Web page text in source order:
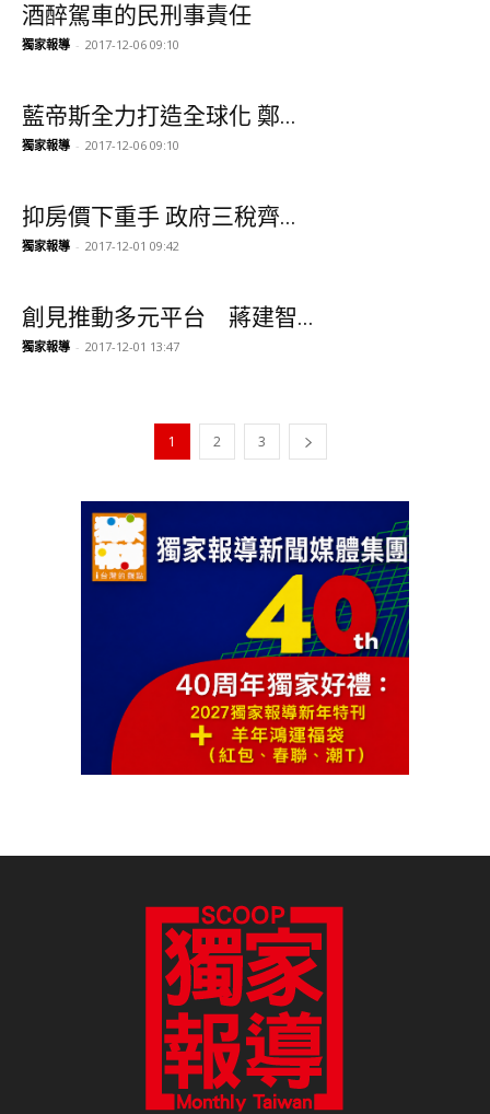
酒醉駕車的民刑事責任
獨家報導 - 2017-12-06 09:10
藍帝斯全力打造全球化 鄭...
獨家報導 - 2017-12-06 09:10
抑房價下重手 政府三稅齊...
獨家報導 - 2017-12-01 09:42
創見推動多元平台 蔣建智...
獨家報導 - 2017-12-01 13:47
1 2 3